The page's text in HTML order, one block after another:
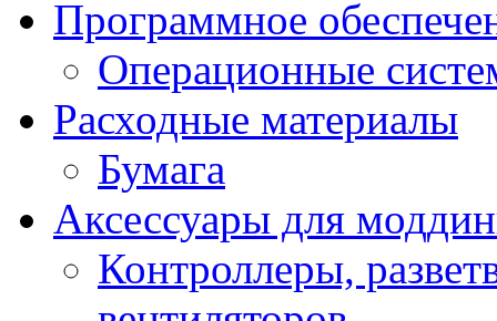
Программное
Операционные
Расходные материалы
Бумага
Аксессуары для
Контроллеры,